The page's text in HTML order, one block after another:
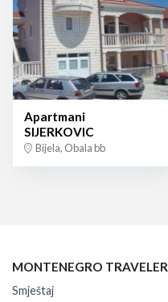
Apartmani
SIJERKOVIC
Bijela, Obala bb
MONTENEGRO TRAVELER
Smještaj